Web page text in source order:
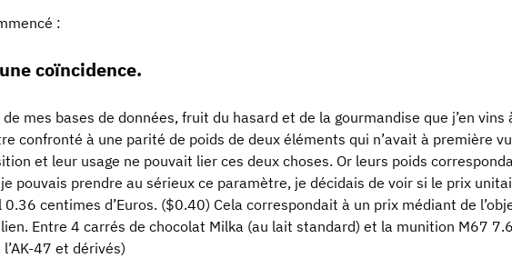
:
coïncidence.
de mes bases de données, fruit du hasard et de la gourmandise que j’en
confronté à une parité de poids de deux éléments qui n’avait à première
et leur usage ne pouvait lier ces deux choses. Or leurs poids
pouvais prendre au sérieux ce paramètre, je décidais de voir si le prix
centimes d’Euros. ($0.40) Cela correspondait à un prix médiant de
Entre 4 carrés de chocolat Milka (au lait standard) et la munition M67
47 et dérivés)